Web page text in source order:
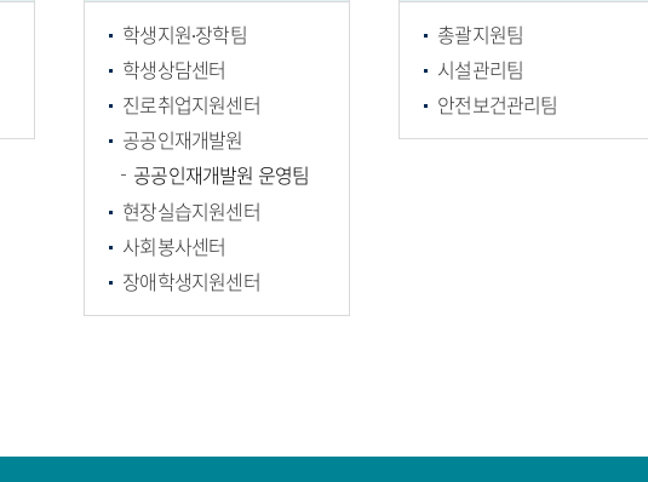
학생지원∙장학팀
학생상담센터
진로취업지원센터
공공인재개발원
공공인재개발원 운영팀
현장실습지원센터
사회봉사센터
장애학생지원센터
총괄지원팀
시설관리팀
안전보건관리팀